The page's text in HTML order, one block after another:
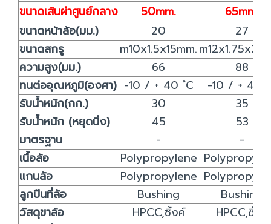
ขนาดเส้นผ่าศูนย์กลาง
50mm.
65mm.
ขนาดหน้าล้อ(มม.)
20
27
ขนาดสกรู
m10x1.5x15mm.
ความสูง(มม.)
66
88
ทนต่ออุณหภูมิ(องศา) -10 / + 40 ํC
-10 / + 40
รับน้ำหนัก(กก.)
30
35
รับน้ำหนัก (หยุดนิ่ง)
45
53
มาตรฐาน
-
-
เนื้อล้อ
Polypropylene
แกนล้อ
Polypropylene
ลูกปืนที่ล้อ
Bushing
Bushing
วัสดุขาล้อ
HPCC,ซิ้งค์
HPCC,ซิ้งค์